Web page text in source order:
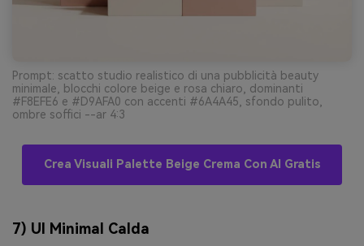
Prompt: scatto studio realistico di una pubblicità beauty
minimale, blocchi colore beige e rosa chiaro, dominanti
#F8EFE6 e #D9AFA0 con accenti #6A4A45, sfondo pulito,
ombre soffici --ar 4:3
Crea Visuali Palette Beige Crema Con AI Gratis
7) UI Minimal Calda